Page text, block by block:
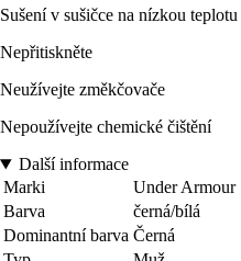
Sušení v sušičce na nízkou teplotu
Nepřitiskněte
Neužívejte změkčovače
Nepoužívejte chemické čištění
Další informace
Marki
Under Armour
Barva
černá/bílá
Dominantní barva Černá